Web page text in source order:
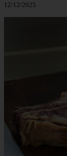
12/12/2025